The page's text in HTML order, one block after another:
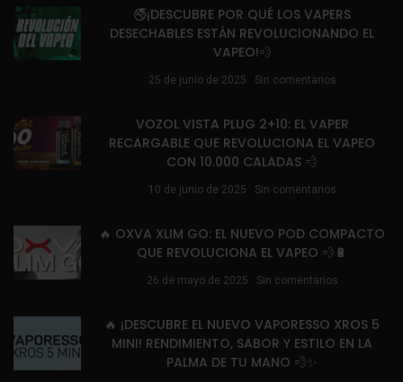
🚭¡DESCUBRE POR QUÉ LOS VAPERS
DESECHABLES ESTÁN REVOLUCIONANDO EL
VAPEO!💨
25 de junio de 2025 Sin comentarios
VOZOL VISTA PLUG 2+10: EL VAPER
RECARGABLE QUE REVOLUCIONA EL VAPEO
CON 10.000 CALADAS 💨
10 de junio de 2025 Sin comentarios
🔥 OXVA XLIM GO: EL NUEVO POD COMPACTO
QUE REVOLUCIONA EL VAPEO 💨🔋
26 de mayo de 2025 Sin comentarios
🔥 ¡DESCUBRE EL NUEVO VAPORESSO XROS 5
MINI! RENDIMIENTO, SABOR Y ESTILO EN LA
PALMA DE TU MANO 💨✨